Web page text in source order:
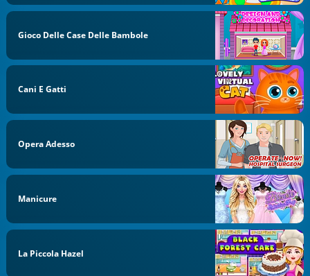
Gioco Delle Case Delle Bambole
Cani E Gatti
Opera Adesso
Manicure
La Piccola Hazel